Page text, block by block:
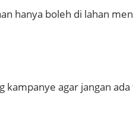
hanya boleh di lahan
kampanye agar jangan